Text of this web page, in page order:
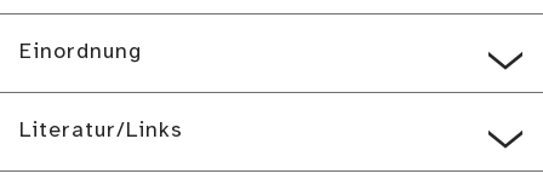
Einordnung
Literatur/Links